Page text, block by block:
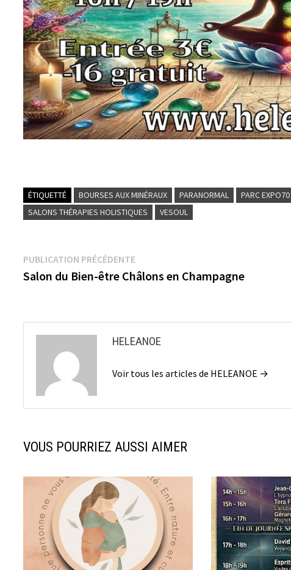
ÉTIQUETTÉ BOURSES AUX MINÉRAUX PARANORMAL PARC EXPO70
SALONS THÉRAPIES HOLISTIQUES
VESOUL
Navigation
de
PUBLICATION PRÉCÉDENTEPublication
précédente :
Salon du Bien-être Châlons en Champagne
HELEANOE
Voir tous les articles de HELEANOE →
VOUS POURRIEZ AUSSI AIMER